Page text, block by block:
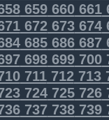
659660661
672673674
685686687
698699700
711712713
724725726
737738739